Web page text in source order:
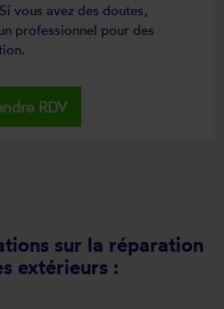
vous avez des doutes,
professionnel pour des
RDV
sur la réparation
extérieurs :